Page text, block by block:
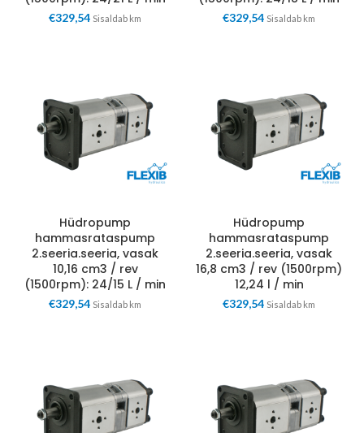
€329,54 Sisaldab km €329,54 Sisaldab km
Hüdropump
hammasrataspump
2.seeria.seeria, vasak
10,16 cm3 / rev
(1500rpm): 24/15 L / min
€329,54 Sisaldab km
Hüdropump
hammasrataspump
2.seeria.seeria, vasak
16,8 cm3 / rev (1500rpm)
12,24 l / min
€329,54 Sisaldab km